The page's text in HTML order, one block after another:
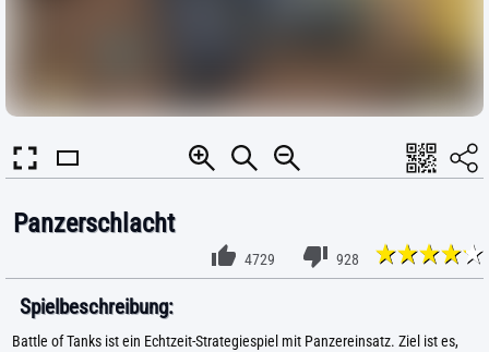
Panzerschlacht
4729 928
Spielbeschreibung:
Battle of Tanks ist ein Echtzeit-Strategiespiel mit Panzereinsatz. Ziel ist es,